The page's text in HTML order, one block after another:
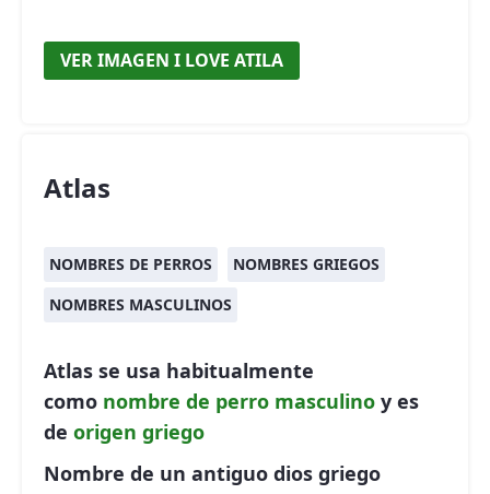
VER IMAGEN I LOVE ATILA
Atlas
NOMBRES DE PERROS
NOMBRES GRIEGOS
NOMBRES MASCULINOS
Atlas se usa habitualmente
como nombre de perro masculino y es
de origen griego
Nombre de un antiguo dios griego